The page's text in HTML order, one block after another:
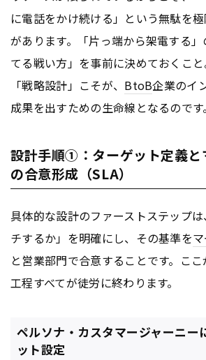
に電話をかけ続ける」という無駄を
があります。「片っ端から架電する
てる戦い方」を事前に決めておくこ
「戦略設計」こそが、 BtoB企業のイ
成果を出すための生命線となるのです。
設計手順①：ターゲット定義と
の合意形成（SLA）
具体的な設計のファーストステップ
チするか」を明確にし、その基準を
と営業部門で合意することです。こ
工程すべてが徒労に終わります。
ペルソナ・カスタマージャーニー
ット設定